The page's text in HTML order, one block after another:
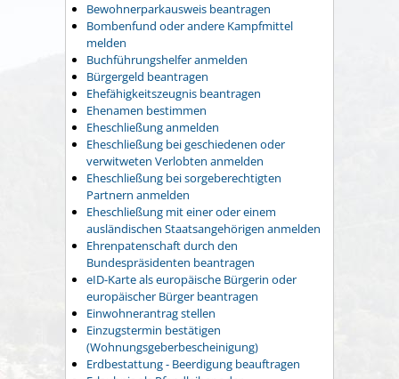
Bewohnerparkausweis beantragen
Bombenfund oder andere Kampfmittel
melden
Buchführungshelfer anmelden
Bürgergeld beantragen
Ehefähigkeitszeugnis beantragen
Ehenamen bestimmen
Eheschließung anmelden
Eheschließung bei geschiedenen oder
verwitweten Verlobten anmelden
Eheschließung bei sorgeberechtigten
Partnern anmelden
Eheschließung mit einer oder einem
ausländischen Staatsangehörigen anmelden
Ehrenpatenschaft durch den
Bundespräsidenten beantragen
eID-Karte als europäische Bürgerin oder
europäischer Bürger beantragen
Einwohnerantrag stellen
Einzugstermin bestätigen
(Wohnungsgeberbescheinigung)
Erdbestattung - Beerdigung beauftragen